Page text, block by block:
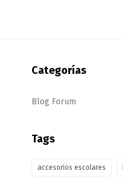
Categorías
Blog Forum
Tags
accesorios escolares